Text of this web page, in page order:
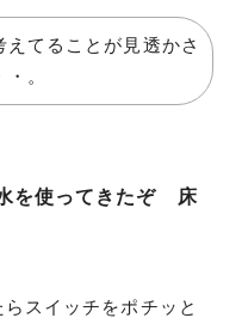
えてることが見透かさ
。
を使ってきたぞ 床
スイッチをポチッと